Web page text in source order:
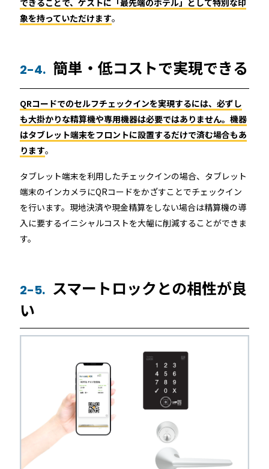
象を持っていただけます。
2-4. 簡単・低コストで実現できる
QRコードでのセルフチェックインを実現するには、必ずし
も大掛かりな精算機や専用機器は必要ではありません。機器
はタブレット端末をフロントに設置するだけで済む場合もあ
ります。
タブレット端末を利用したチェックインの場合、タブレット
端末のインカメラにQRコードをかざすことでチェックイン
を行います。現地決済や現金精算をしない場合は精算機の導
入に要するイニシャルコストを大幅に削減することができま
す。
2-5. スマートロックとの相性が良
い